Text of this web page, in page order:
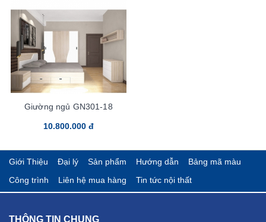
Giường ngủ GN301-18
10.800.000 đ
Giới Thiệu Đại lý Sản phẩm Hướng dẫn
Bảng mã màu
Công trình
Liên hệ mua hàng Tin tức nội thất
THÔNG TIN CHUNG